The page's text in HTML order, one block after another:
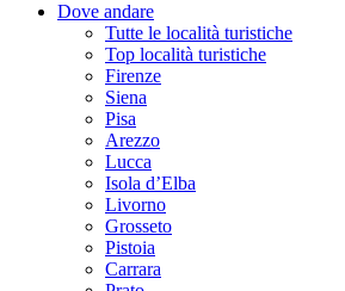
Dove andare
Tutte le località turistiche
Top località turistiche
Firenze
Siena
Pisa
Arezzo
Lucca
Isola d’Elba
Livorno
Grosseto
Pistoia
Carrara